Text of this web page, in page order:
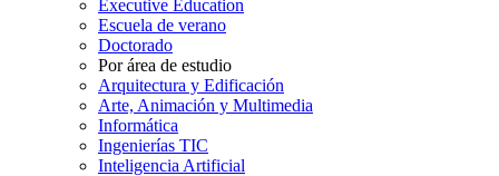
Executive Education
Escuela de verano
Doctorado
Por área de estudio
Arquitectura y Edificación
Arte, Animación y Multimedia
Informática
Ingenierías TIC
Inteligencia Artificial